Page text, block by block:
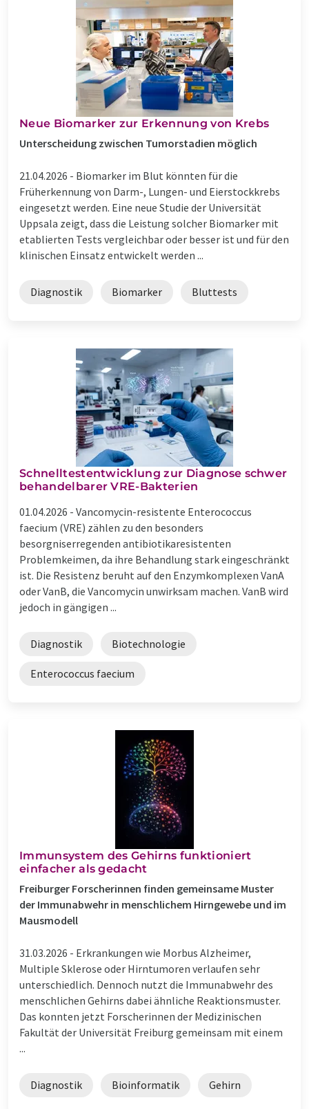
Neue Biomarker zur Erkennung von Krebs
Unterscheidung zwischen Tumorstadien möglich
21.04.2026 - Biomarker im Blut könnten für die
Früherkennung von Darm-, Lungen- und Eierstockkrebs
eingesetzt werden. Eine neue Studie der Universität
Uppsala zeigt, dass die Leistung solcher Biomarker mit
etablierten Tests vergleichbar oder besser ist und für den
klinischen Einsatz entwickelt werden ...
Diagnostik Biomarker Bluttests
Schnelltestentwicklung zur Diagnose schwer
behandelbarer VRE-Bakterien
01.04.2026 - Vancomycin-resistente Enterococcus
faecium (VRE) zählen zu den besonders
besorgniserregenden antibiotikaresistenten
Problemkeimen, da ihre Behandlung stark eingeschränkt
ist. Die Resistenz beruht auf den Enzymkomplexen VanA
oder VanB, die Vancomycin unwirksam machen. VanB wird
jedoch in gängigen ...
Diagnostik Biotechnologie
Enterococcus faecium
Immunsystem des Gehirns funktioniert
einfacher als gedacht
Freiburger Forscherinnen finden gemeinsame Muster
der Immunabwehr in menschlichem Hirngewebe und im
Mausmodell
31.03.2026 - Erkrankungen wie Morbus Alzheimer,
Multiple Sklerose oder Hirntumoren verlaufen sehr
unterschiedlich. Dennoch nutzt die Immunabwehr des
menschlichen Gehirns dabei ähnliche Reaktionsmuster.
Das konnten jetzt Forscherinnen der Medizinischen
Fakultät der Universität Freiburg gemeinsam mit einem
...
Diagnostik Bioinformatik Gehirn